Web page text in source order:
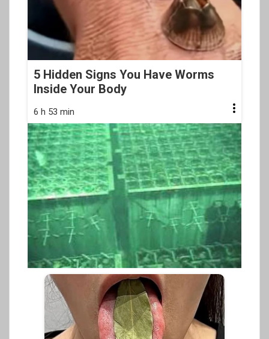
5 Hidden Signs You Have Worms
Inside Your Body
6 h 53 min